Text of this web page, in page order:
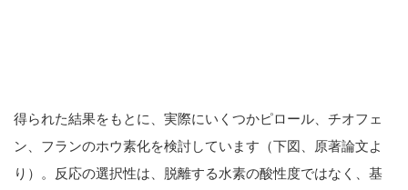
得られた結果をもとに、実際にいくつかピロール、チオフェ
ン、フランのホウ素化を検討しています（下図、原著論文よ
り）。反応の選択性は、脱離する水素の酸性度ではなく、基